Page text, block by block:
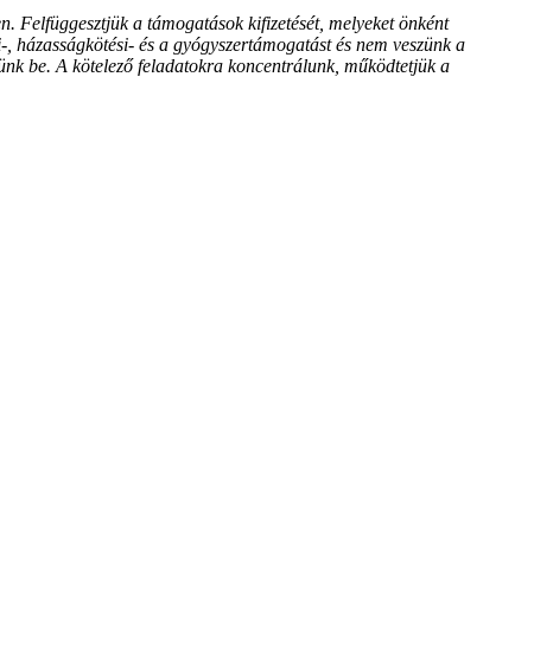
Felfüggesztjük a támogatások kifizetését, melyeket önként
és a gyógyszertámogatást és nem veszünk a
be. A kötelező feladatokra koncentrálunk, működtetjük a